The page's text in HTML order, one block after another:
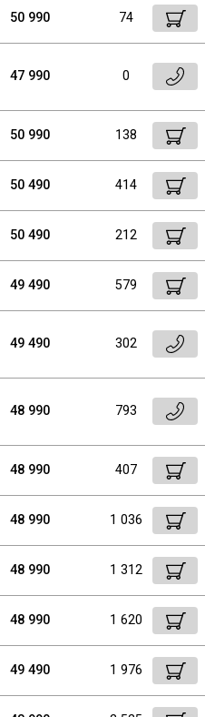
Ок
50 990 74
47 990 0
50 990 138
50 490 414
50 490 212
49 490 579
49 490 302
48 990 793
48 990 407
48 990 1 036
48 990 1 312
48 990 1 620
49 490 1 976